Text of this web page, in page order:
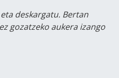
deskargatu. Bertan
gozatzeko aukera izango